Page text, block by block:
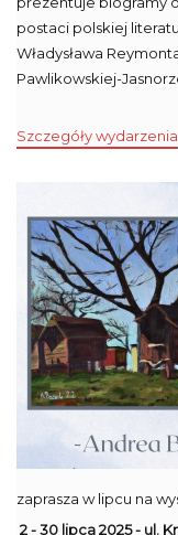
postaci polskiej
Władysława
Pawlikowskiej-
Szczegóły wydarzenia
zaprasza w lipcu na
2 - 30 lipca 2025 - ul.